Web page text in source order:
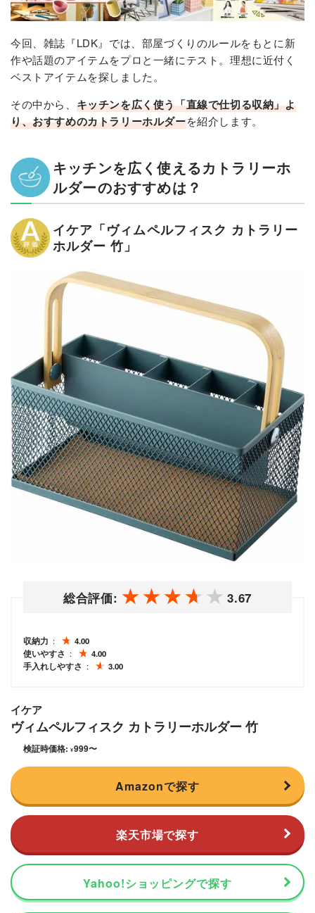
今回、雑誌『LDK』では、部屋づくりのルールをもとに新
作や話題のアイテムをプロと一緒にテスト。理想に近付く
ベストアイテムを探しました。
その中から、 キッチンを広く使う「直線で仕切る収納」よ
り、おすすめのカトラリーホルダーを紹介します。
キッチンを広く使えるカトラリーホ
ルダーのおすすめは？
イケア「ヴィムペルフィスク カトラリー
ホルダー 竹」
総合評価: 3.67
収納力
4.00
使いやすさ
4.00
手入れしやすさ
3.00
イケア
ヴィムペルフィスク カトラリーホルダー 竹
検証時価格: ¥999〜
Amazonで探す
楽天市場で探す
Yahoo!ショッピングで探す